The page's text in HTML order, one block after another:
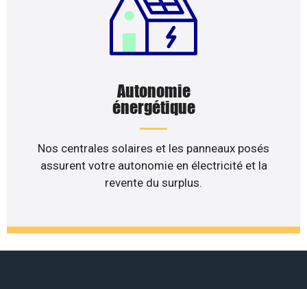
Autonomie
énergétique
Nos centrales solaires et les panneaux posés
assurent votre autonomie en électricité et la
revente du surplus.